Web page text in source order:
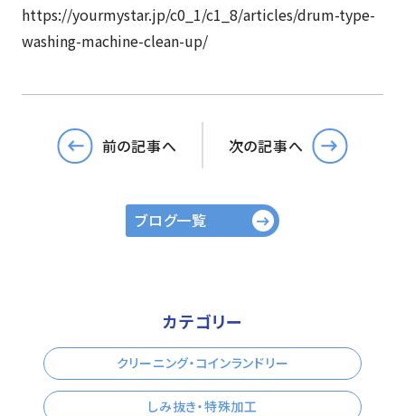
https://yourmystar.jp/c0_1/c1_8/articles/drum-type-
washing-machine-clean-up/
前の記事へ 次の記事へ
ブログ一覧
カテゴリー
クリーニング・コインランドリー
しみ抜き・特殊加工